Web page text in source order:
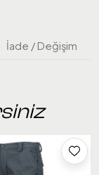
İade / Değişim